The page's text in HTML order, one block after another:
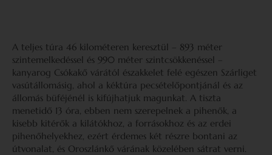
A teljes túra 46 kilométeren keresztül – 893 méter
szintemelkedéssel és 990 méter szintcsökkenéssel –
kanyarog Csókakő várától északkelet felé egészen Szárliget
vasútállomásig, ahol a kéktúra pecsételőpontjánál és az
állomás büféjénél is kifújhatjuk magunkat. A tiszta
menetidő 13 óra, ebben nem szerepelnek a pihenők, a
kisebb kitérők a kilátókhoz, a forrásokhoz és az erdei
pihenőhelyekhez, ezért érdemes két részre bontani az
útvonalat, és Oroszlánkő várának közelében sátrat verni.